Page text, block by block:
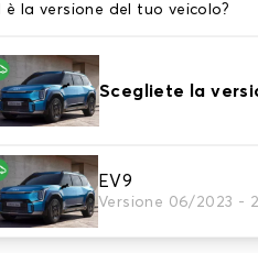
è la versione del tuo veicolo?
Scegliete la
EV9
Versione 06/2023 -
a calza
le calze da neve adatte alle